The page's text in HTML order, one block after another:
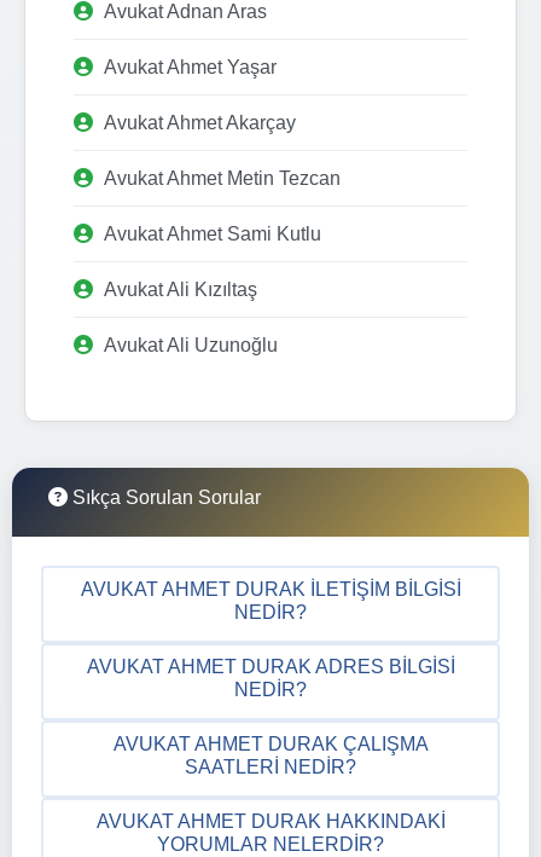
Avukat Adnan Aras
Avukat Ahmet Yaşar
Avukat Ahmet Akarçay
Avukat Ahmet Metin Tezcan
Avukat Ahmet Sami Kutlu
Avukat Ali Kızıltaş
Avukat Ali Uzunoğlu
Sıkça Sorulan Sorular
AVUKAT AHMET DURAK İLETIŞIM BILGISI
NEDIR?
AVUKAT AHMET DURAK ADRES BILGISI
NEDIR?
AVUKAT AHMET DURAK ÇALIŞMA
SAATLERI NEDIR?
AVUKAT AHMET DURAK HAKKINDAKI
YORUMLAR NELERDIR?